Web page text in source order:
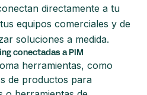
directamente a tu
equipos comerciales y de
soluciones a medida.
conectadas a PIM
herramientas, como
de productos para